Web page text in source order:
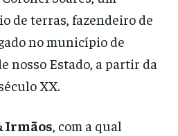
de terras, fazendeiro de
no município de
nosso Estado, a partir da
XX.
Irmãos, com a qual